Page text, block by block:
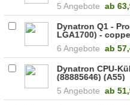
5 Angebote ab
Dynatron Q1 -
LGA1700) -
6 Angebote ab
Dynatron CPU-
(88885646) (A55)
5 Angebote ab